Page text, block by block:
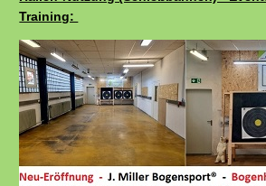
Training: